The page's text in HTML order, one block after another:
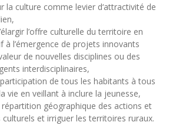
la culture comme levier d‘attractivité de
l’offre culturelle du territoire en
à l’émergence de projets innovants
de nouvelles disciplines ou des
interdisciplinaires,
de tous les habitants à tous
vie en veillant à inclure la jeunesse,
répartition géographique des actions et
culturels et irriguer les territoires ruraux.